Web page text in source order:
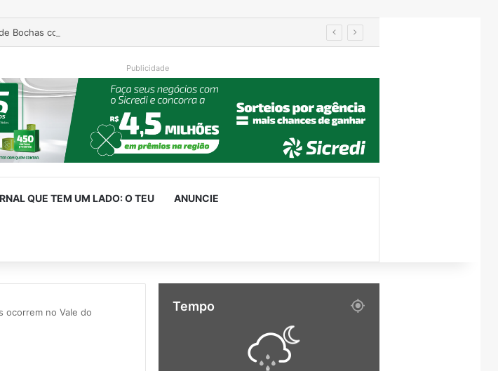
Bochas começa neste fim de semana em Encantado
Publicidade
QUE TEM UM LADO: O TEU ANUNCIE
ocorrem no Vale do
Tempo